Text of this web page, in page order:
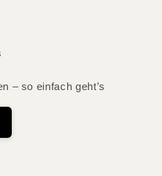
– so einfach geht’s